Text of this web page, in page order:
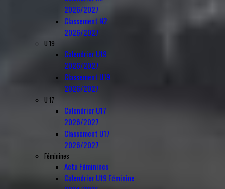
2026/2027
Classement N2
2026/2027
U 19
Calendrier U19
2026/2027
Classement U19
2026/2027
U 17
Calendrier U17
2026/2027
Classement U17
2026/2027
Féminines
Actu Féminines
Calendrier U19 Féminine